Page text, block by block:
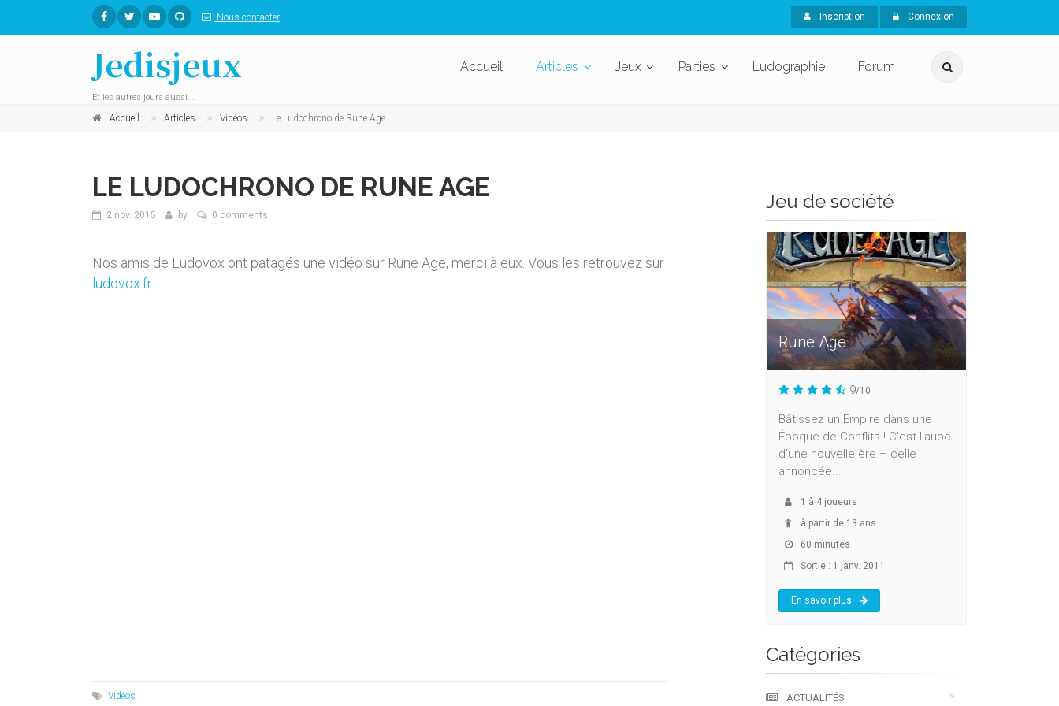
Nous contacter Inscription Connexion
Jedisjeux
Et les autres jours aussi...
Accueil Articles Jeux Parties Ludographie Forum
Accueil Articles Vidéos Le Ludochrono de Rune Age
LE LUDOCHRONO DE RUNE AGE
2 nov. 2015 by 0 comments
Nos amis de Ludovox ont patagés une vidéo sur Rune Age, merci à eux. Vous les retrouvez sur
ludovox.fr.
Vidéos
Jeu de société
Rune Age
9/10
Bâtissez un Empire dans une
Époque de Conflits ! C'est l'aube
d'une nouvelle ère – celle
annoncée...
1 à 4 joueurs
à partir de 13 ans
60 minutes
Sortie : 1 janv. 2011
En savoir plus
Catégories
ACTUALITÉS